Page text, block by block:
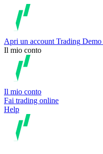
Apri un account Trading Demo
Il mio conto
Il mio conto
Fai trading online
Help